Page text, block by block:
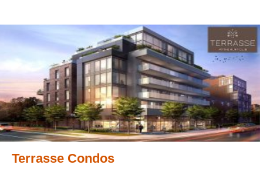
Terrasse Condos